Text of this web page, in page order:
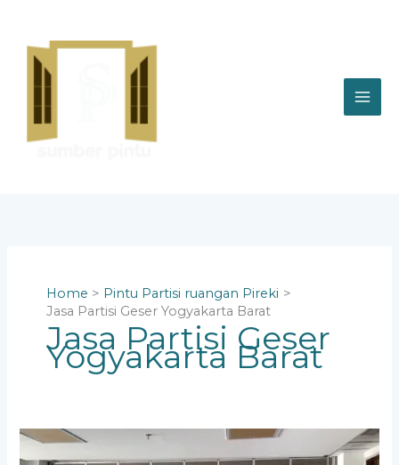
content
Home
Pintu Partisi ruangan Pireki
Jasa Partisi Geser Yogyakarta Barat
Jasa Partisi Geser
Yogyakarta Barat
Manfaat
Menggunakan